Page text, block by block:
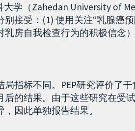
大学（Zahedan University of
别接受：(1) 使用关注“乳腺癌
乳房自我检查行为的积极信念
局指标不同。PEP研究评价了
后的结果。由于这些研究在受
因此单独报告结果。